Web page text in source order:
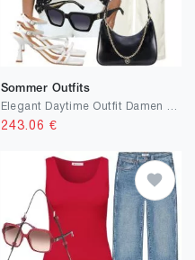
Sommer Outfits
243.06 €